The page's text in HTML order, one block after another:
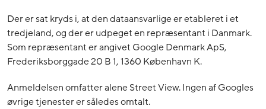
Der er sat kryds i, at den dataansvarlige er etableret i et
tredjeland, og der er udpeget en repræsentant i Danmark.
Som repræsentant er angivet Google Denmark ApS,
Frederiksborggade 20 B 1, 1360 København K.
Anmeldelsen omfatter alene Street View. Ingen af Googles
øvrige tjenester er således omtalt.